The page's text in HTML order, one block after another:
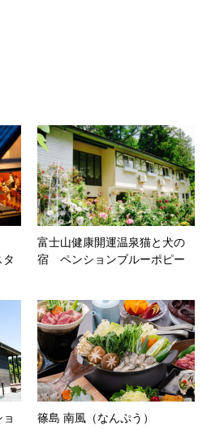
富士山健康開運温泉猫と犬の
宿 ペンションブルーポピー
篠島 南風（なんぷう）